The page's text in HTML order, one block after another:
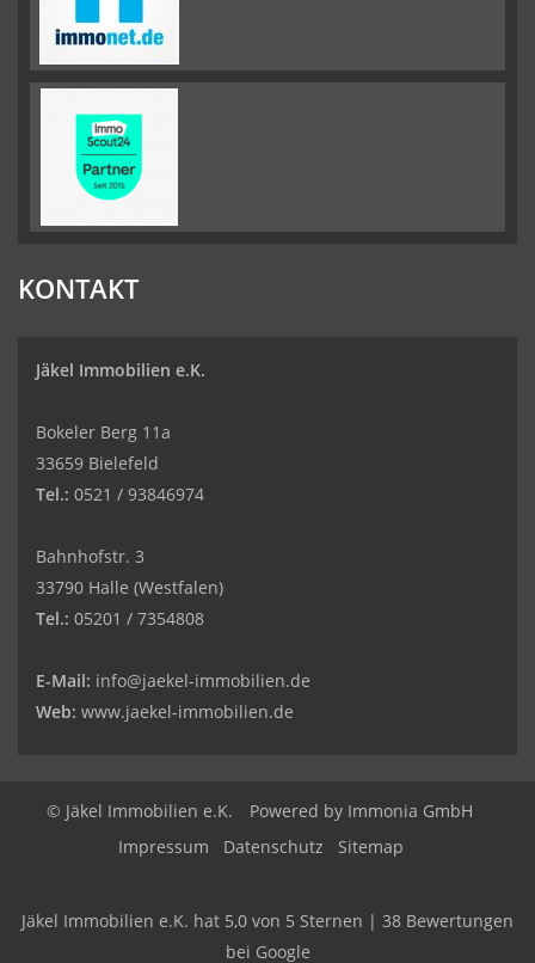
KONTAKT
Jäkel Immobilien e.K.
Bokeler Berg 11a
33659 Bielefeld
Tel.: 0521 / 93846974
Bahnhofstr. 3
33790 Halle (Westfalen)
Tel.: 05201 / 7354808
E-Mail: info@jaekel-immobilien.de
Web: www.jaekel-immobilien.de
© Jäkel Immobilien e.K. Powered by Immonia GmbH
Impressum
Datenschutz Sitemap
Jäkel Immobilien e.K. hat 5,0 von 5 Sternen | 38 Bewertungen
bei Google